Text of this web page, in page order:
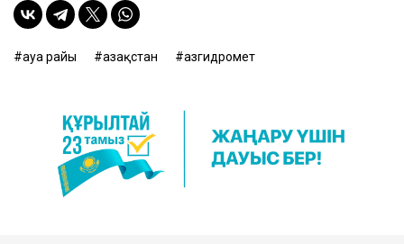
ауа райы Қазақстан Қазгидромет